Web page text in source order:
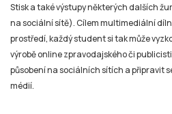
Stisk a také výstupy některých dalších
na sociální sítě). Cílem multimediální
prostředí, každý student si tak může
výrobě online zpravodajského či
působení na sociálních sítích a připravit
médií.